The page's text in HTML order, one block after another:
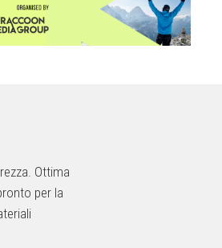
Ottima
per la